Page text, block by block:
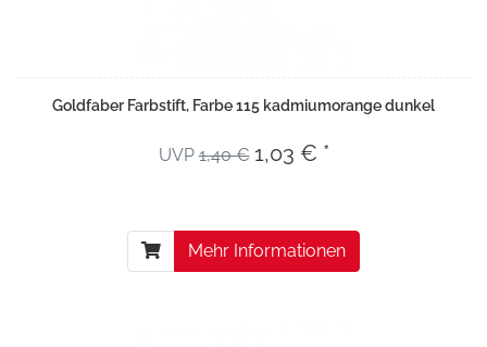
Goldfaber Farbstift, Farbe 115 kadmiumorange dunkel
UVP1,40 € 1,03 € *
Mehr Informationen